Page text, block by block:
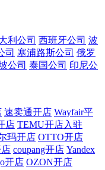
利公司 西班牙公司 波
司 塞浦路斯公司 俄罗
公司 泰国公司 印尼公
速卖通开店 Wayfair平
店 TEMU开店入驻
玛开店 OTTO开店
coupang开店 Yandex
开店 OZON开店